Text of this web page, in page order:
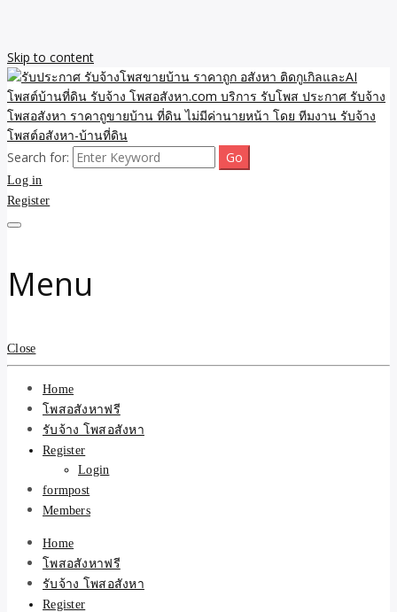
Skip to content
รับประกาศ รับจ้างโพสขาย
บ้าน ราคาถูก อสังหา ติดกู
รับจ้าง โพสอสังหา.com
บริการ รับโพส ประกาศ
รับจ้างโพสอสังหา ราคาถู
ขายบ้าน ที่ดิน ไม่มีค่านาย
หน้า โดย ทีมงาน รับจ้าง
โพสต์อสังหา-บ้านที่ดิน
รับจ้างโพสขายบ้าน ราคาถูก ประกาศ ขายอสังหา โฆษณา ไม่มีค่านาย
หน้า โพสอสังหา รับจ้างโพสขายบ้านบริการ รับจ้างโพสอสังหา ราคาถูก
ขายบ้าน ขายที่ดิน เว็บประกาศ โพส โฆษณา ลงประกาศฟรี
Search for:
Log in
Register
Menu
Close
Home
โพสอสังหาฟรี
รับจ้าง โพสอสังหา
Register
Login
formpost
Members
Home
โพสอสังหาฟรี
รับจ้าง โพสอสังหา
Register